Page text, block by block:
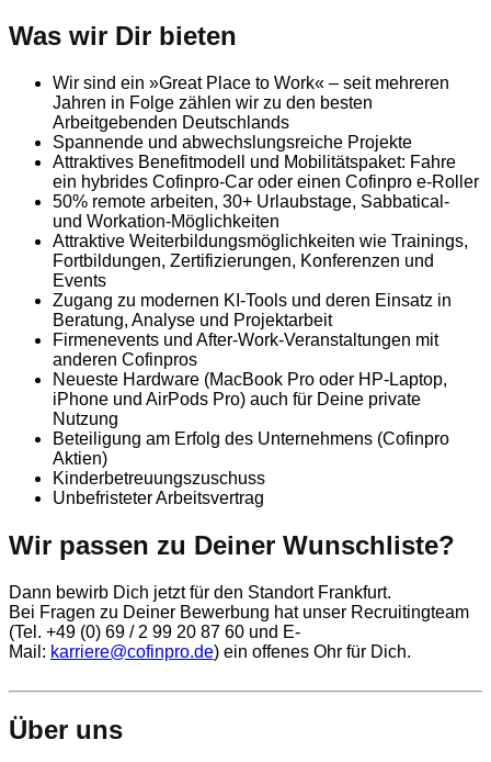
Was wir Dir bieten
Wir sind ein »Great Place to Work« – seit mehreren
Jahren in Folge zählen wir zu den besten
Arbeitgebenden Deutschlands
Spannende und abwechslungsreiche Projekte
Attraktives Benefitmodell und Mobilitätspaket: Fahre
ein hybrides Cofinpro-Car oder einen Cofinpro e-Roller
50% remote arbeiten, 30+ Urlaubstage, Sabbatical-
und Workation-Möglichkeiten
Attraktive Weiterbildungsmöglichkeiten wie Trainings,
Fortbildungen, Zertifizierungen, Konferenzen und
Events
Zugang zu modernen KI-Tools und deren Einsatz in
Beratung, Analyse und Projektarbeit
Firmenevents und After-Work-Veranstaltungen mit
anderen Cofinpros
Neueste Hardware (MacBook Pro oder HP-Laptop,
iPhone und AirPods Pro) auch für Deine private
Nutzung
Beteiligung am Erfolg des Unternehmens (Cofinpro
Aktien)
Kinderbetreuungszuschuss
Unbefristeter Arbeitsvertrag
Wir passen zu Deiner Wunschliste?
Dann bewirb Dich jetzt für den Standort Frankfurt.
Bei Fragen zu Deiner Bewerbung hat unser Recruitingteam
(Tel. +49 (0) 69 / 2 99 20 87 60 und E-
Mail: karriere@cofinpro.de) ein offenes Ohr für Dich.
Über uns